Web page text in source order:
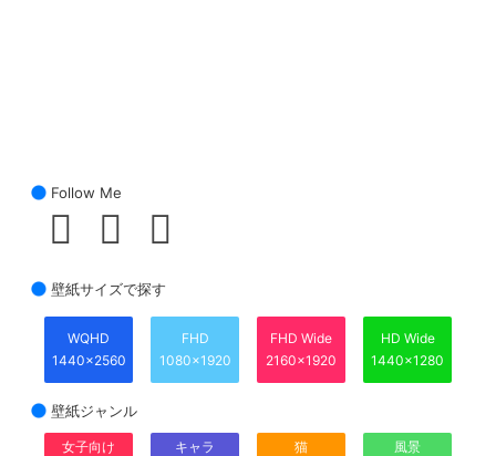
Follow Me
壁紙サイズで探す
WQHD
1440x2560
FHD
1080x1920
FHD Wide
2160x1920
HD Wide
1440x1280
壁紙ジャンル
女子向け キャラ 猫 風景